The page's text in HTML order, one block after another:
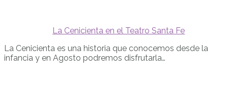
La Cenicienta en el Teatro Santa Fe
La Cenicienta es una historia que conocemos desde la
infancia y en Agosto podremos disfrutarla…